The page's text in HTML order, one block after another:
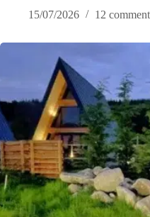
15/07/2026
12